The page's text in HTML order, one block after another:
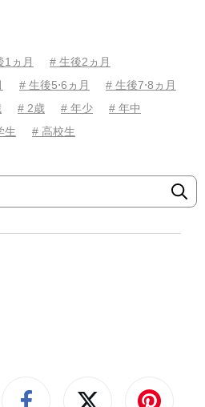
1ヵ月
# 生後2ヵ月
# 生後5⋅6ヵ月
# 生後7⋅8ヵ月
# 2歳 # 年少
# 年中
生 # 高校生